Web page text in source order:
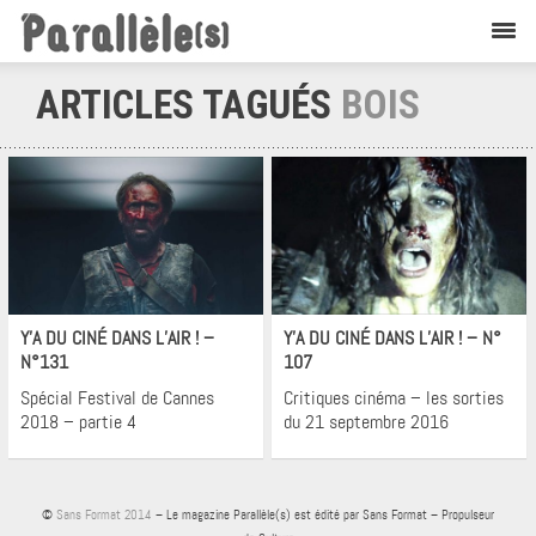
ARTICLES TAGUÉS BOIS
Cinéma
Y’A DU CINÉ DANS L’AIR ! –
N°131
Spécial Festival de Cannes
2018 – partie 4
Cinéma
Y’A DU CINÉ DANS L’AIR ! – N°
107
Critiques cinéma – les sorties
du 21 septembre 2016
© Sans Format 2014 – Le magazine Parallèle(s) est édité par Sans Format – Propulseur